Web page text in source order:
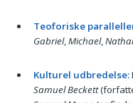
Teoforiske
Gabriel,Michael,
Kulturel udbredelse:
Samuel Beckett